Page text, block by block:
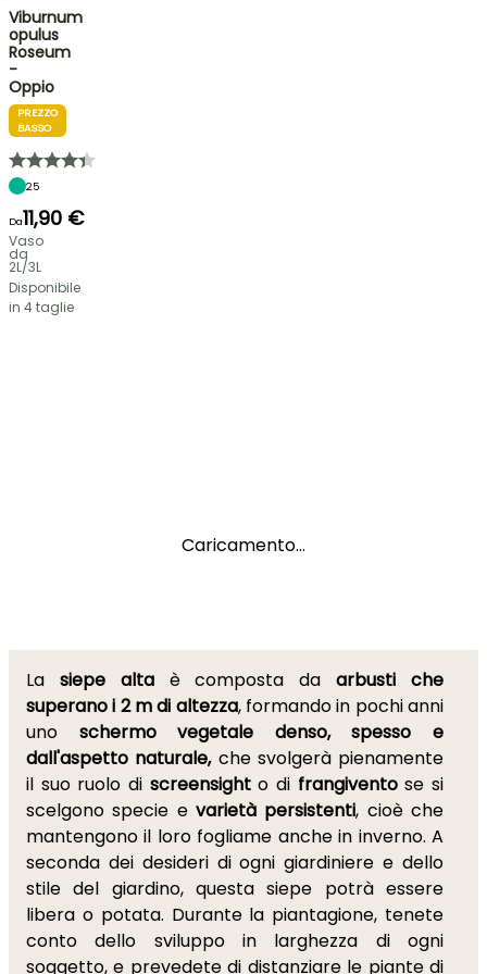
Viburnum
opulus
Roseum
-
Oppio
PREZZO
BASSO
25
Da11,90 €
Vaso
da
2L/3L
Disponibile
in 4 taglie
Caricamento...
La siepe altaè composta daarbusti che
superano i 2 m di altezza, formando in pochi anni
uno schermo vegetale denso, spesso e
dall'aspetto naturale,che svolgerà pienamente
il suo ruolo di screensighto di frangiventose si
scelgono specie e varietà persistenti, cioè che
mantengono il loro fogliame anche in inverno. A
seconda dei desideri di ogni giardiniere e dello
stile del giardino, questa siepe potrà essere
libera o potata. Durante la piantagione, tenete
conto dello sviluppo in larghezza di ogni
soggetto, e prevedete di distanziare le piante di